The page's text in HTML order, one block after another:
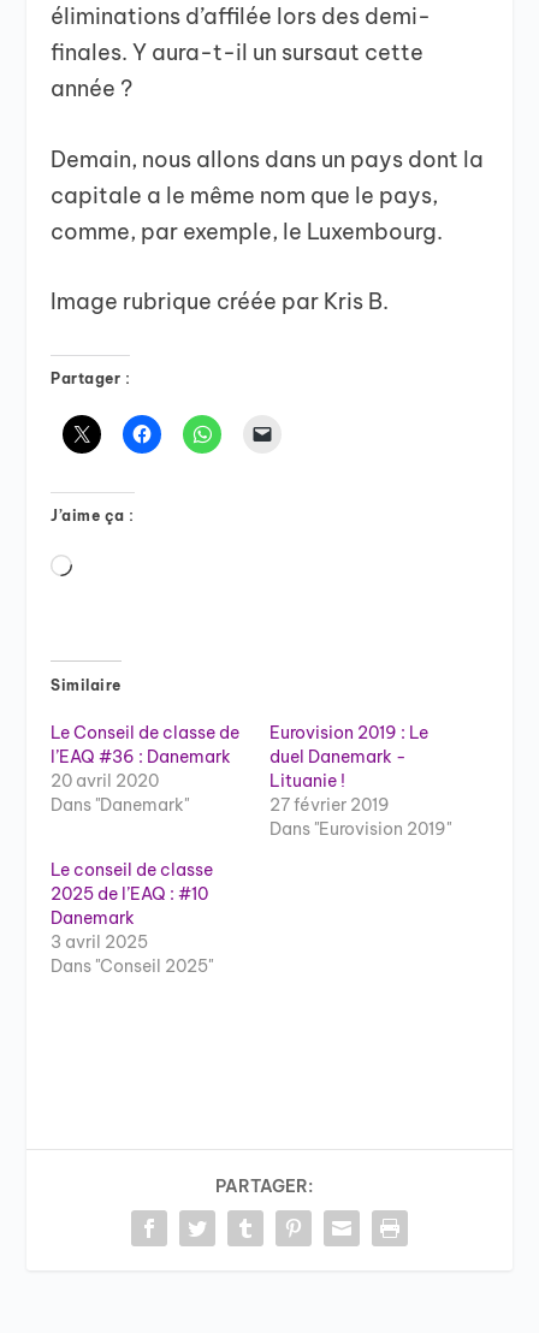
éliminations d’affilée lors des demi-
finales. Y aura-t-il un sursaut cette
année ?
Demain, nous allons dans un pays dont la
capitale a le même nom que le pays,
comme, par exemple, le Luxembourg.
Image rubrique créée par Kris B.
Partager :
J’aime ça :
Chargement…
Similaire
Le Conseil de classe de
l’EAQ #36 : Danemark
20 avril 2020
Dans "Danemark"
Eurovision 2019 : Le
duel Danemark -
Lituanie !
27 février 2019
Dans "Eurovision 2019"
Le conseil de classe
2025 de l’EAQ : #10
Danemark
3 avril 2025
Dans "Conseil 2025"
PARTAGER: